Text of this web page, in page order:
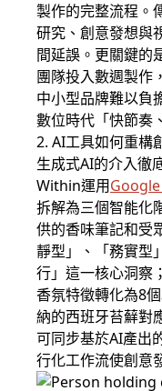
製作的完整流程。
研究、創意發想與
間延誤。更關鍵的
團隊投入數週製作
中小型品牌難以負
數位時代「快節奏
2. AI工具如何重構
生成式AI的介入徹
Within運用
拆解為三個智能化
供的香味筆記和受
靜型」、「務實型
行」這一核心洞察
香氛特徵轉化為8
納的西班牙苔蘚對
可同步基於AI產出
行化工作流使創意